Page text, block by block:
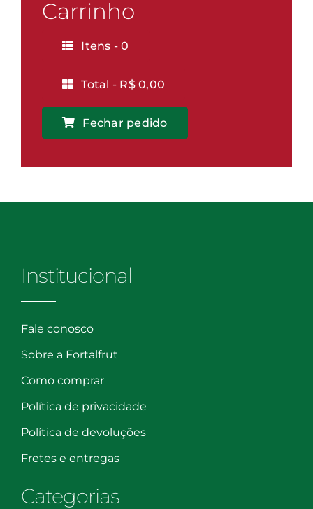
quantidade
Carrinho
Itens -0
Total - R$0,00
Fechar pedido
Institucional
Fale conosco
Sobre a Fortalfrut
Como comprar
Política de privacidade
Política de devoluções
Fretes e entregas
Categorias